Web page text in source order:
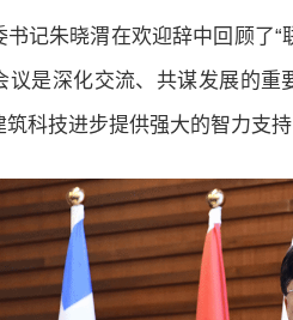
书记朱晓渭在欢迎辞中回顾了
议是深化交流、共谋发展的
筑科技进步提供强大的智力支